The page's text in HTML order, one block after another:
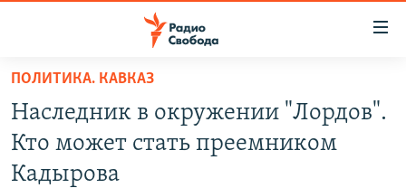
упрощенного
доступа
Вернуться
основному
ПОДКАСТЫ
АВТОРСКИЕ ПРОЕКТЫ
ПОЛИТИКА. КАВКАЗ
Наследник в окружении "Лордов".
Кто может стать преемником
Кадырова